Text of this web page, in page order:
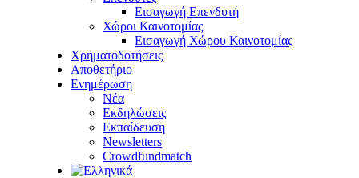
Εισαγωγή Επενδυτή
Χώροι Καινοτομίας
Εισαγωγή Χώρου Καινοτομίας
Χρηματοδοτήσεις
Αποθετήριο
Ενημέρωση
Νέα
Εκδηλώσεις
Εκπαίδευση
Newsletters
Crowdfundmatch